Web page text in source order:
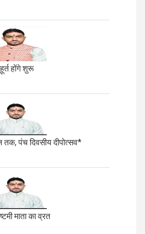
होंगे शुरू
पंच दिवसीय दीपोत्सव*
माता का व्रत